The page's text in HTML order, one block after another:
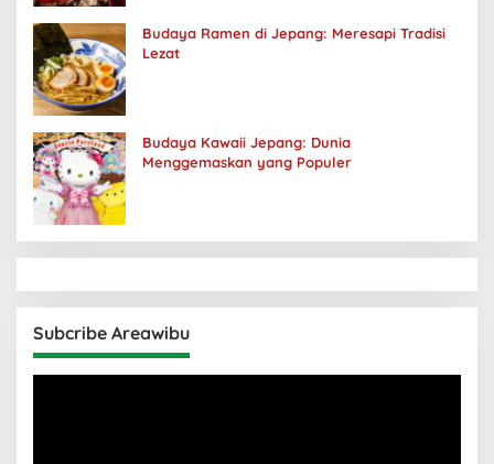
Budaya Ramen di Jepang: Meresapi Tradisi
Lezat
Budaya Kawaii Jepang: Dunia
Menggemaskan yang Populer
Subcribe Areawibu